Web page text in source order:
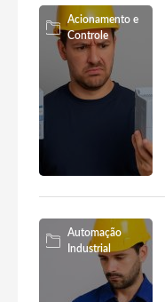
Acionamento e
Controle
Automação
Industrial